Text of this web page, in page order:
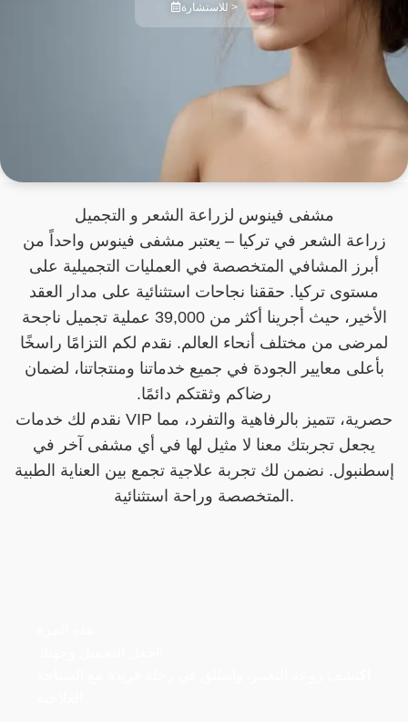
للاستشارة >
مشفى فينوس لزراعة الشعر و التجميل
زراعة الشعر في تركيا – يعتبر مشفى فينوس واحداً من
أبرز المشافي المتخصصة في العمليات التجميلية على
مستوى تركيا. حققنا نجاحات استثنائية على مدار العقد
الأخير، حيث أجرينا أكثر من 39,000 عملية تجميل ناجحة
لمرضى من مختلف أنحاء العالم. نقدم لكم التزامًا راسخًا
بأعلى معايير الجودة في جميع خدماتنا ومنتجاتنا، لضمان
رضاكم وثقتكم دائمًا.
نقدم لك خدمات VIP حصرية، تتميز بالرفاهية والتفرد، مما
يجعل تجربتك معنا لا مثيل لها في أي مشفى آخر في
إسطنبول. نضمن لك تجربة علاجية تجمع بين العناية الطبية
المتخصصة وراحة استثنائية.